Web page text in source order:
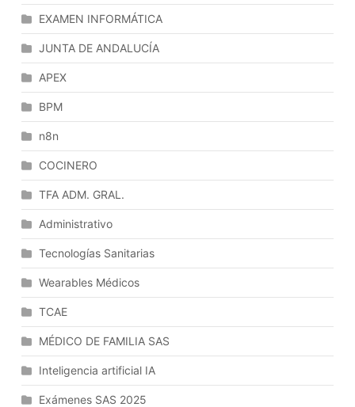
EXAMEN INFORMÁTICA
JUNTA DE ANDALUCÍA
APEX
BPM
n8n
COCINERO
TFA ADM. GRAL.
Administrativo
Tecnologías Sanitarias
Wearables Médicos
TCAE
MÉDICO DE FAMILIA SAS
Inteligencia artificial IA
Exámenes SAS 2025